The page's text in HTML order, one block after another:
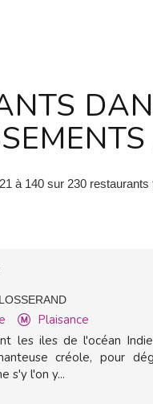
à 140 sur 230 restaurants
Plaisance
les iles de l'océan
créole, pour
s'y l'on y...